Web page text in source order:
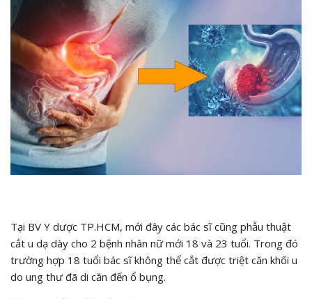
Tại BV Y dược TP.HCM, mới đây các bác sĩ cũng phẫu thuật
cắt u dạ dày cho 2 bệnh nhân nữ mới 18 và 23 tuổi. Trong đó
trường hợp 18 tuổi bác sĩ không thể cắt được triệt căn khối u
do ung thư đã di căn đến ổ bụng.